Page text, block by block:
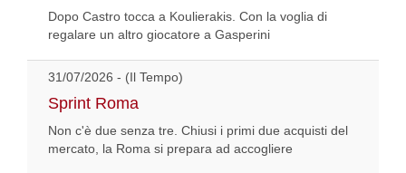
Dopo Castro tocca a Koulierakis. Con la voglia di
regalare un altro giocatore a Gasperini
31/07/2026 - (Il Tempo)
Sprint Roma
Non c'è due senza tre. Chiusi i primi due acquisti del
mercato, la Roma si prepara ad accogliere